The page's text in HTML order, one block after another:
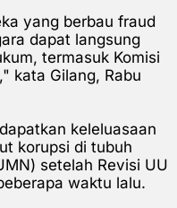
yang berbau fraud
dapat langsung
termasuk Komisi
kata Gilang, Rabu
keleluasaan
korupsi di tubuh
setelah Revisi UU
waktu lalu.